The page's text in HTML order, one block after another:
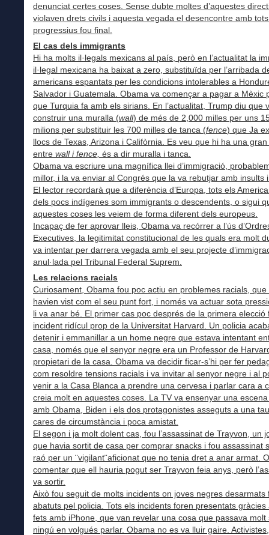
denunciat certes coses. Sense dubte moltes d’aquestes
violaven drets civils i aquesta vegada el desencontre amb
progressius fou final.
El cas dels immigrants
Hi ha molts il·legals mexicans al país, però en l’actualitat la
il·legal mexicana ha baixat a zero, substituïda per l’arribada
americans espantats per les condicions intolerables a
Salvador i Guatemala. Obama va començar a pagar a Mèxic
que Turquia fa amb els sirians. En l’actualitat, Trump diu que
construir una muralla (wall) de més de 2,000 milles per uns
milions per substituir les 700 milles de tanca (fence) que Ja
llocs de Texas, Arizona i Califòrnia. Es veu que hi ha una
entre wall i fence, és a dir muralla i tanca.
Obama va escriure una magnífica llei d’immigració,
millor, i la va enviar al Congrés que la va rebutjar amb insults
El lector recordarà que a diferència d’Europa, tots els
dels pocs indígenes som immigrants o descendents, o sigui
aquestes coses les veiem de forma diferent dels europeus.
Incapaç de fer aprovar lleis, Obama va recórrer a l’ús
Executives, la legitimitat constitucional de les quals era molt
va intentar per darrera vegada amb el seu projecte
anul·lada pel Tribunal Federal Suprem.
Les relacions racials
Curiosament, Obama fou poc actiu en problemes racials, que
havien vist com el seu punt fort, i només va actuar sota
li va anar bé. El primer cas poc després de la primera elecció
incident ridícul prop de la Universitat Harvard. Un policia
detenir i emmanillar a un home negre que estava intentant
casa, només que el senyor negre era un Professor de
propietari de la casa. Obama va decidir ficar-s’hi per fer
com resoldre tensions racials i va invitar al senyor negre i al
venir a la Casa Blanca a prendre una cervesa i parlar cara a
creia molt en aquestes coses. La TV va ensenyar una
amb Obama, Biden i els dos protagonistes asseguts a una
cares de circumstància i poca amistat.
El segon i ja molt dolent cas, fou l’assassinat de Trayvon, un
que havia sortit de casa per comprar snacks i fou assassinat
raó per un ¨vigilant¨aficionat que no tenia dret a anar armat.
comentar que ell hauria pogut ser Trayvon feia anys, però
va sortir.
Això fou seguit de molts incidents on joves negres desarmats
abatuts pel policia. Tots els incidents foren presentats gràcies
fets amb iPhone, que van revelar una cosa que passava molt
ningú en volgués parlar. Obama no es va lluir gaire.